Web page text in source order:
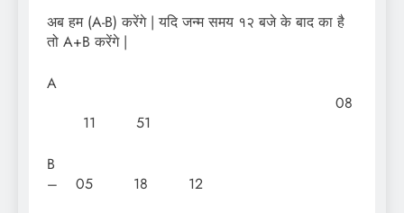
अब हम (A-B) करेंगे | यदि जन्म समय १२ बजे के बाद का है
तो A+B करेंगे |
A
08
11 51
– 05 18 12